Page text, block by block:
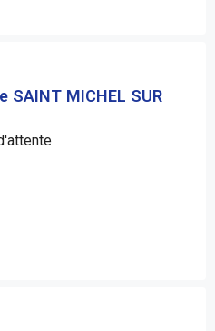
SAINT MICHEL SUR